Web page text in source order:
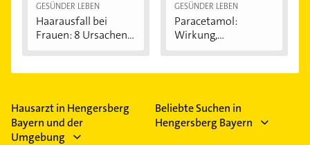
GESÜNDER LEBEN
Haarausfall bei
Frauen: 8 Ursachen...
GESÜNDER LEBEN
Paracetamol:
Wirkung,
Hausarzt in Hengersberg
Bayern und der
Umgebung
Beliebte Suchen in
Hengersberg Bayern